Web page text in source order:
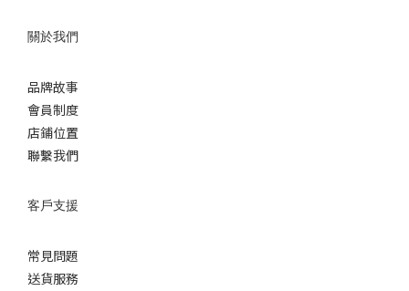
關於我們
品牌故事
會員制度
店鋪位置
聯繫我們
客戶支援
常見問題
送貨服務